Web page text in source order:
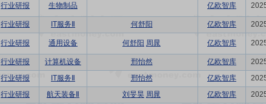
行业研报 生物制品 亿欧智库
行业研报 IT服务Ⅱ 何舒阳 亿欧智库
行业研报 通用设备 何舒阳 周晁 亿欧智库
行业研报 计算机设备 邢怡然 亿欧智库
行业研报 IT服务Ⅱ 邢怡然 亿欧智库
行业研报 航天装备Ⅱ 刘旻昊 周晁 亿欧智库